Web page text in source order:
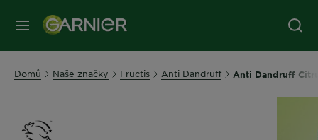
MENU
Domů Naše značky Fructis Anti Dandruff Anti Dandruff